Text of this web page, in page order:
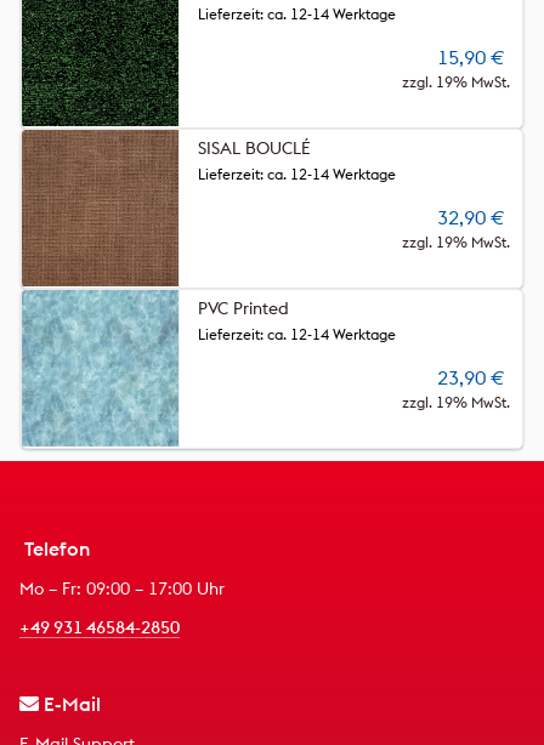
Lieferzeit: ca. 12-14 Werktage
15,90 €
zzgl. 19% MwSt.
SISAL BOUCLÉ
Lieferzeit: ca. 12-14 Werktage
32,90 €
zzgl. 19% MwSt.
PVC Printed
Lieferzeit: ca. 12-14 Werktage
23,90 €
zzgl. 19% MwSt.
Telefon
Mo – Fr: 09:00 – 17:00 Uhr
+49 931 46584-2850
E-Mail